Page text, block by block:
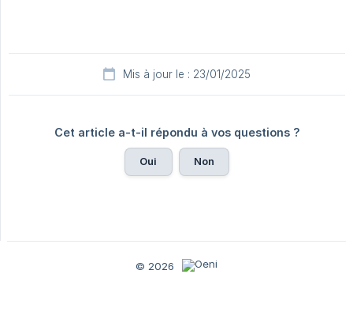
Mis à jour le : 23/01/2025
Cet article a-t-il répondu à vos questions ?
Oui Non
© 2026